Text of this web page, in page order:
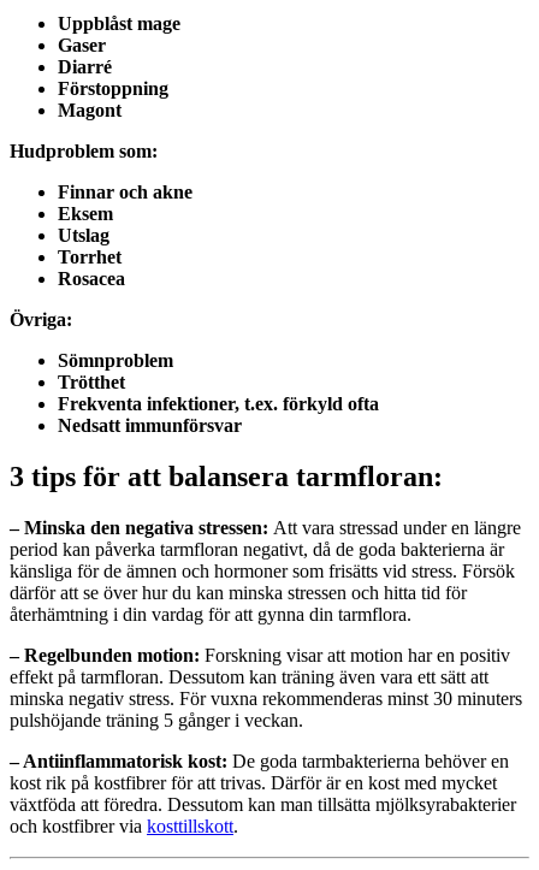
Uppblåst mage
Gaser
Diarré
Förstoppning
Magont
Hudproblem som:
Finnar och akne
Eksem
Utslag
Torrhet
Rosacea
Övriga:
Sömnproblem
Trötthet
Frekventa infektioner, t.ex. förkyld ofta
Nedsatt immunförsvar
3 tips för att balansera tarmfloran:
– Minska den negativa stressen: Att vara stressad under en längre
period kan påverka tarmfloran negativt, då de goda bakterierna är
känsliga för de ämnen och hormoner som frisätts vid stress. Försök
därför att se över hur du kan minska stressen och hitta tid för
återhämtning i din vardag för att gynna din tarmflora.
– Regelbunden motion: Forskning visar att motion har en positiv
effekt på tarmfloran. Dessutom kan träning även vara ett sätt att
minska negativ stress. För vuxna rekommenderas minst 30 minuters
pulshöjande träning 5 gånger i veckan.
– Antiinflammatorisk kost: De goda tarmbakterierna behöver en
kost rik på kostfibrer för att trivas. Därför är en kost med mycket
växtföda att föredra. Dessutom kan man tillsätta mjölksyrabakterier
och kostfibrer via kosttillskott.